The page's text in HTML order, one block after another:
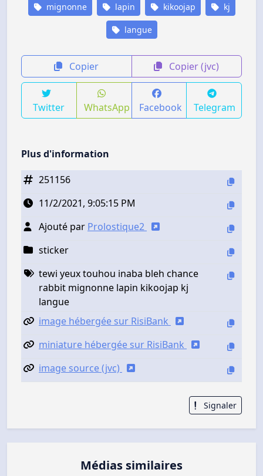
mignonne lapin kikoojap kj
langue
Copier Copier (jvc)
Twitter WhatsApp Facebook Telegram
Plus d'information
251156
11/2/2021, 9:05:15 PM
Ajouté par Prolostique2
sticker
tewi yeux touhou inaba bleh chance
rabbit mignonne lapin kikoojap kj
langue
image hébergée sur RisiBank
miniature hébergée sur RisiBank
image source (jvc)
Signaler
Médias similaires